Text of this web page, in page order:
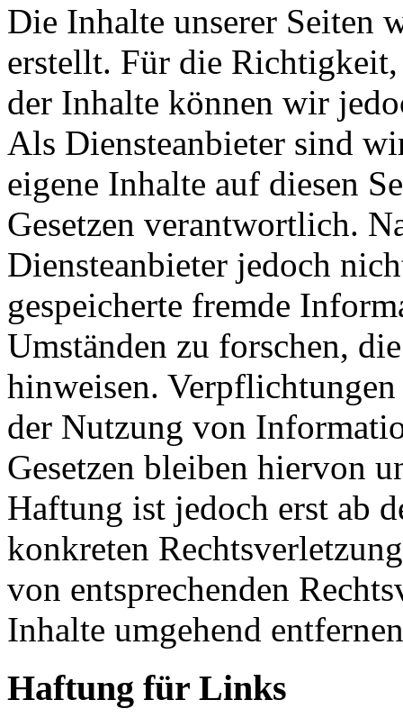
Die Inhalte unserer Seiten
erstellt. Für die
der Inhalte können wir
Als Diensteanbieter sind
eigene Inhalte auf diesen
Gesetzen verantwortlich.
Diensteanbieter jedoch
gespeicherte fremde
Umständen zu forschen,
hinweisen.
der Nutzung von
Gesetzen bleiben hiervon
Haftung ist jedoch erst ab
konkreten
von entsprechenden
Inhalte umgehend
Haftung für Links